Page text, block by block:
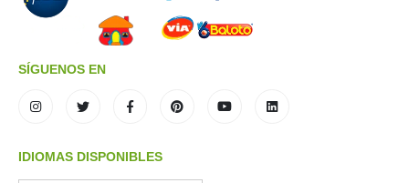
SÍGUENOS EN
IDIOMAS DISPONIBLES